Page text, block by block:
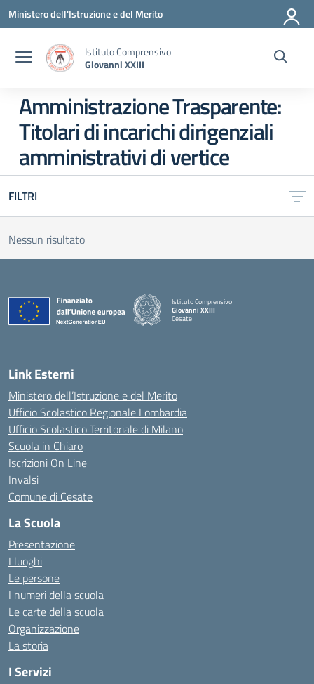
Vai ai contenuti
Vai al menu di navigazione
Vai al footer
Ministero dell'Istruzione e del Merito
Istituto Comprensivo
Giovanni XXIII
Amministrazione Trasparente:
Titolari di incarichi dirigenziali
amministrativi di vertice
FILTRI
Nessun risultato
Istituto Comprensivo
Giovanni XXIII
Cesate
Link Esterni
Ministero dell’Istruzione e del Merito
Ufficio Scolastico Regionale Lombardia
Ufficio Scolastico Territoriale di Milano
Scuola in Chiaro
Iscrizioni On Line
Invalsi
Comune di Cesate
La Scuola
Presentazione
I luoghi
Le persone
I numeri della scuola
Le carte della scuola
Organizzazione
La storia
I Servizi